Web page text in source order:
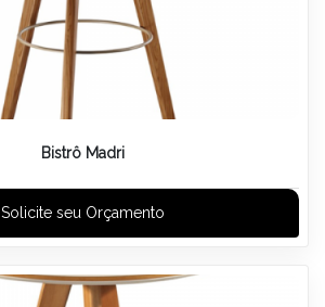
Bistrô Madri
Solicite seu Orçamento